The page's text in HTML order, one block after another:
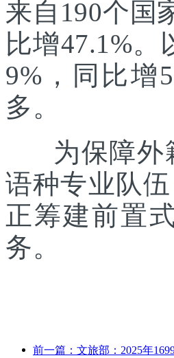
来自190个国
比增47.1%
9%，同比增
多。
为保障外
语种专业队
正筹建前置
务。